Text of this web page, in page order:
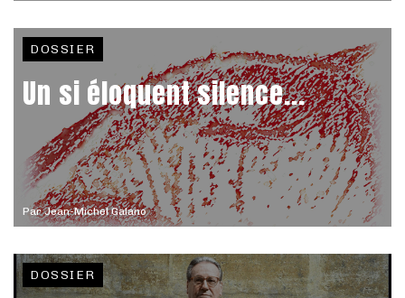
ParJean-Michel Galano
DOSSIER
Un si éloquent silence...
DOSSIER